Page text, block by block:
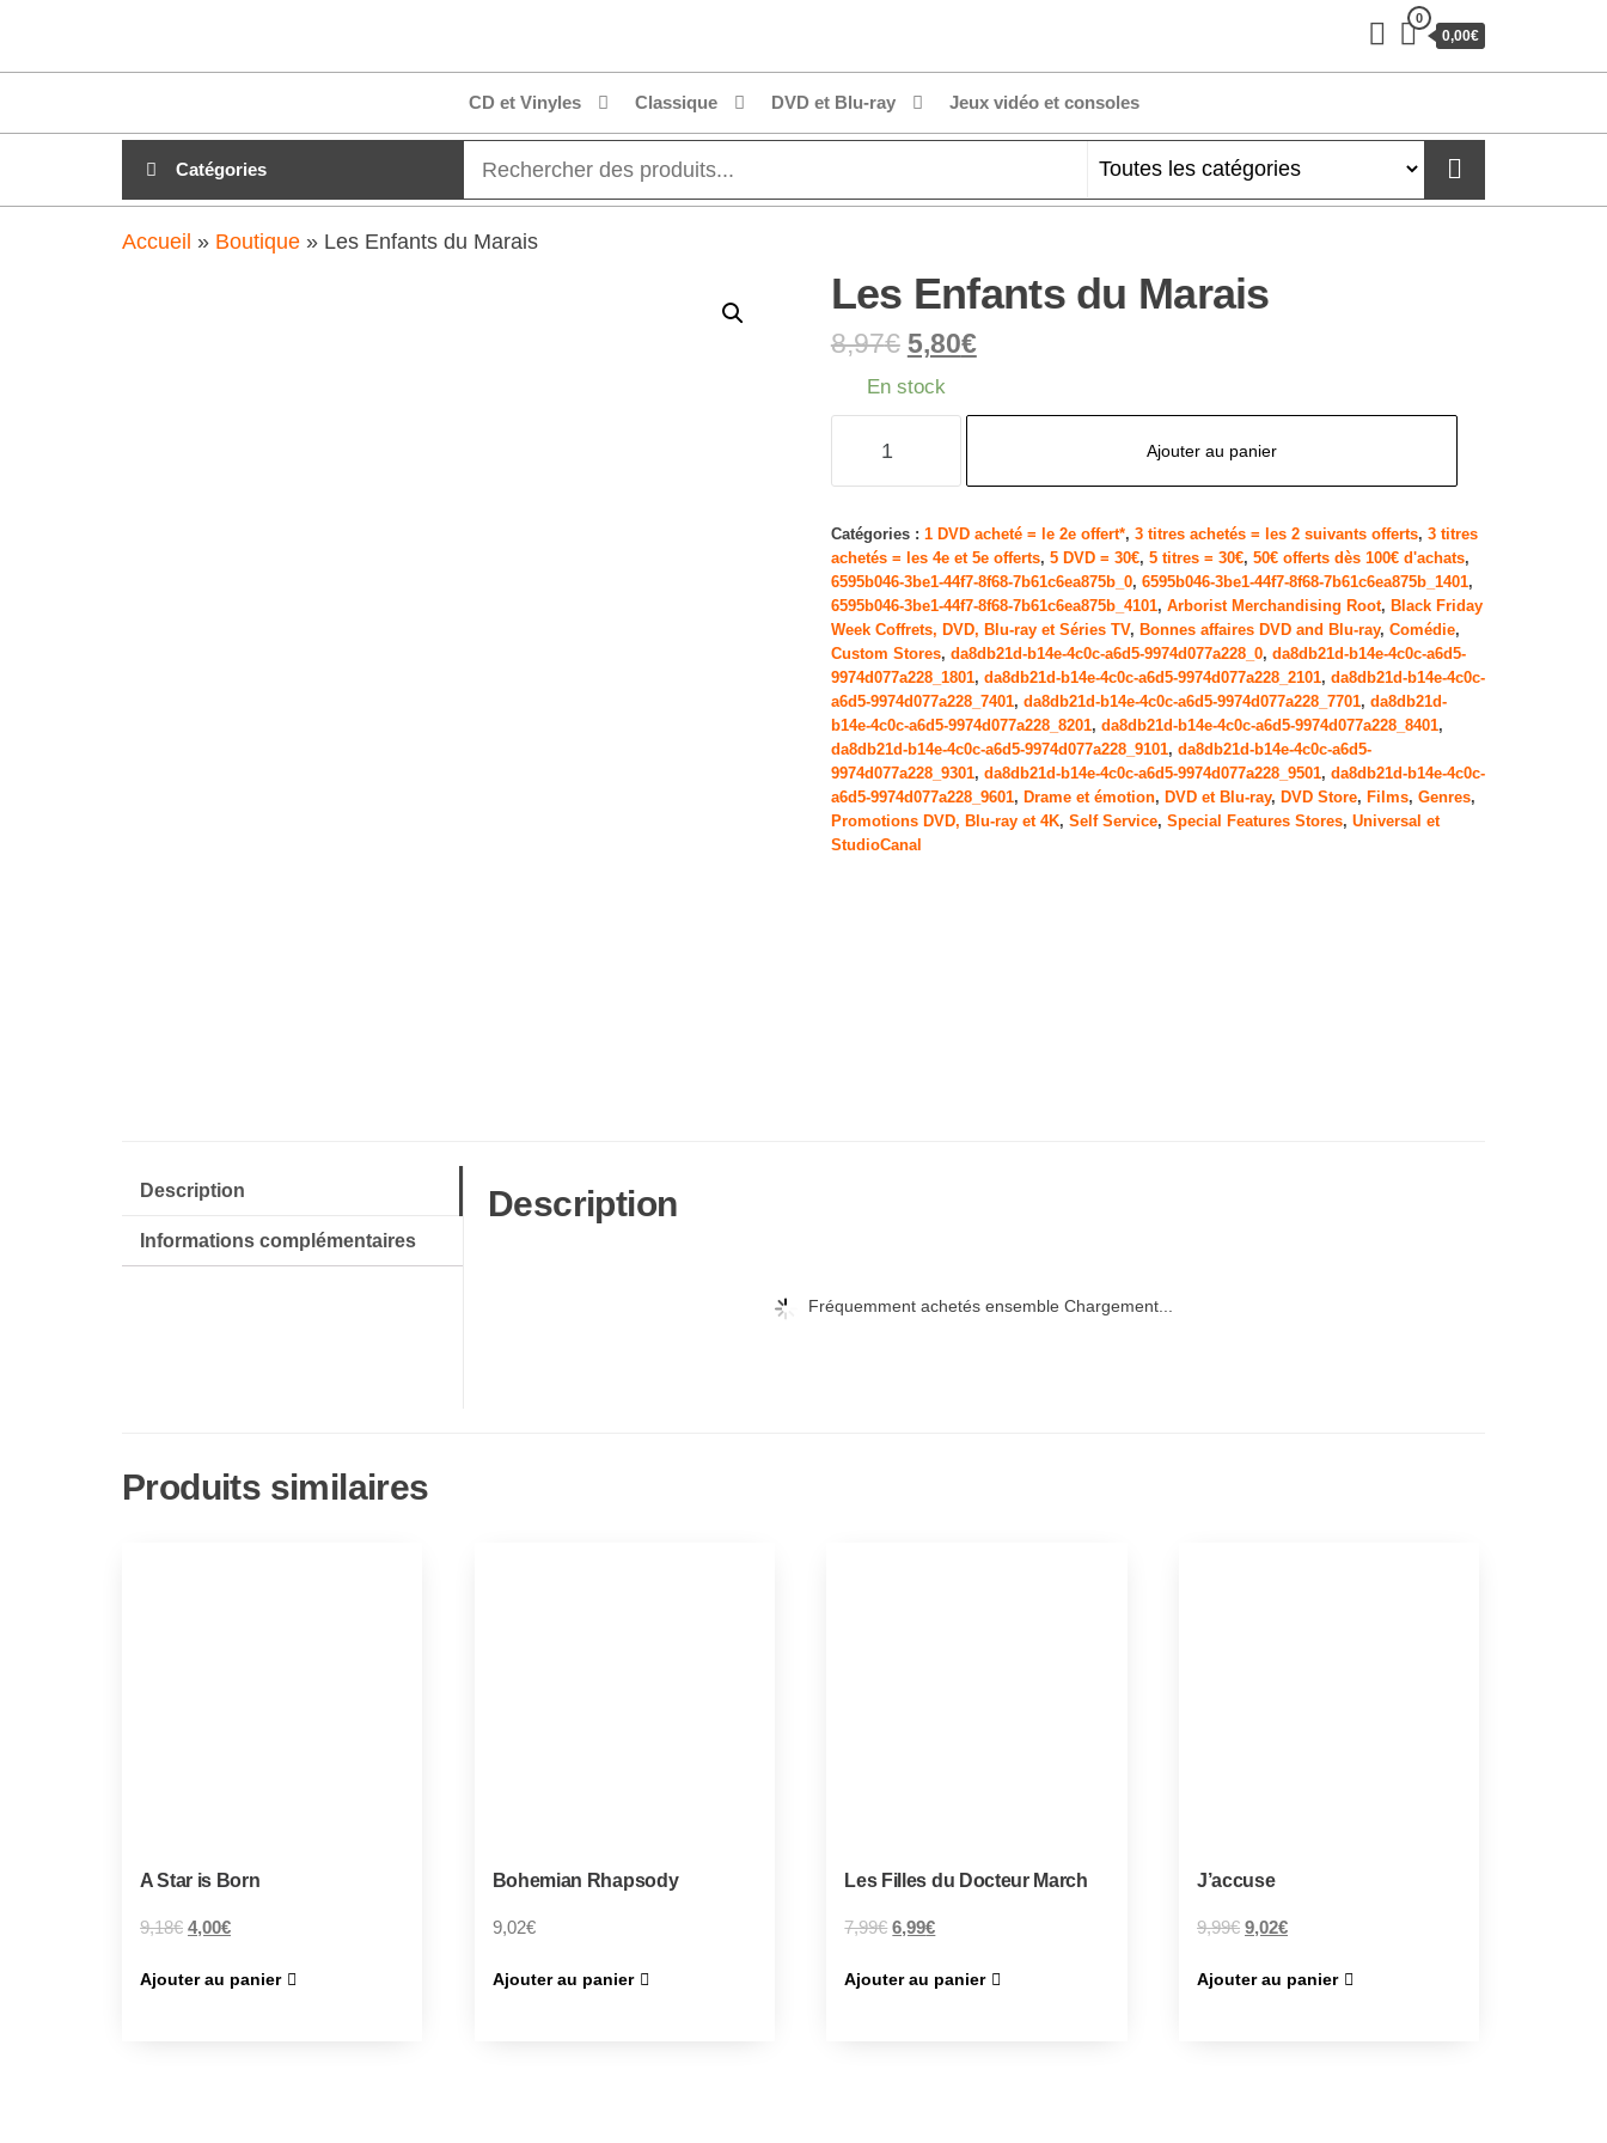
clubdial.fr
0
0,00€
CD et Vinyles Classique DVD et Blu-ray Jeux vidéo et consoles
Catégories
Accueil » Boutique » Les Enfants du Marais
Les Enfants du Marais
8,97€ 5,80€
En stock
Enfants
du
Marais
Ajouter au panier
Catégories : 1 DVD acheté = le 2e offert*, 3 titres achetés = les 2 suivants offerts, 3 titres
achetés = les 4e et 5e offerts, 5 DVD = 30€, 5 titres = 30€, 50€ offerts dès 100€ d'achats,
6595b046-3be1-44f7-8f68-7b61c6ea875b_0, 6595b046-3be1-44f7-8f68-7b61c6ea875b_1401,
6595b046-3be1-44f7-8f68-7b61c6ea875b_4101, Arborist Merchandising Root, Black Friday
Week Coffrets, DVD, Blu-ray et Séries TV, Bonnes affaires DVD and Blu-ray, Comédie,
Custom Stores, da8db21d-b14e-4c0c-a6d5-9974d077a228_0, da8db21d-b14e-4c0c-a6d5-
9974d077a228_1801, da8db21d-b14e-4c0c-a6d5-9974d077a228_2101, da8db21d-b14e-4c0c-
a6d5-9974d077a228_7401, da8db21d-b14e-4c0c-a6d5-9974d077a228_7701, da8db21d-
b14e-4c0c-a6d5-9974d077a228_8201, da8db21d-b14e-4c0c-a6d5-9974d077a228_8401,
da8db21d-b14e-4c0c-a6d5-9974d077a228_9101, da8db21d-b14e-4c0c-a6d5-
9974d077a228_9301, da8db21d-b14e-4c0c-a6d5-9974d077a228_9501, da8db21d-b14e-4c0c-
a6d5-9974d077a228_9601, Drame et émotion, DVD et Blu-ray, DVD Store, Films, Genres,
Promotions DVD, Blu-ray et 4K, Self Service, Special Features Stores, Universal et
StudioCanal
Description
Informations complémentaires
Description
Fréquemment achetés ensemble Chargement...
Produits similaires
A Star is Born
9,18€ 4,00€
Ajouter au panier
Bohemian Rhapsody
9,02€
Ajouter au panier
Les Filles du Docteur March
7,99€ 6,99€
Ajouter au panier
J’accuse
9,99€ 9,02€
Ajouter au panier